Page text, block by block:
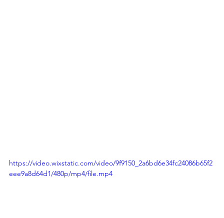
https://video.wixstatic.com/video/9f9150_2a6bd6e34fc24086b65f2
eee9a8d64d1/480p/mp4/file.mp4